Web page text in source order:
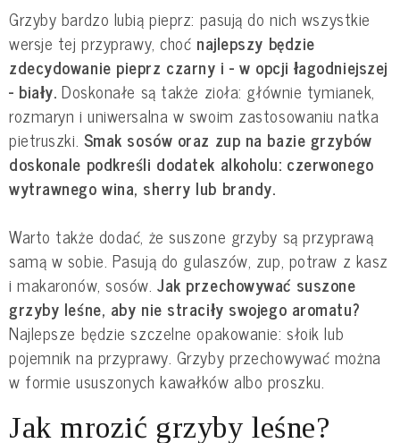
Grzyby bardzo lubią pieprz: pasują do nich wszystkie
wersje tej przyprawy, choć najlepszy będzie
zdecydowanie pieprz czarny i - w opcji łagodniejszej
- biały. Doskonałe są także zioła: głównie tymianek,
rozmaryn i uniwersalna w swoim zastosowaniu natka
pietruszki. Smak sosów oraz zup na bazie grzybów
doskonale podkreśli dodatek alkoholu: czerwonego
wytrawnego wina, sherry lub brandy.
Warto także dodać, że suszone grzyby są przyprawą
samą w sobie. Pasują do gulaszów, zup, potraw z kasz
i makaronów, sosów.Jak przechowywać suszone
grzyby leśne, aby nie straciły swojego aromatu?
Najlepsze będzie szczelne opakowanie: słoik lub
pojemnik na przyprawy. Grzyby przechowywać można
w formie ususzonych kawałków albo proszku.
Jak mrozić grzyby leśne?